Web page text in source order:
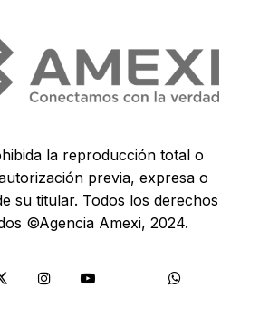
la reproducción total o
previa, expresa o
su titular. Todos los derechos
©Agencia Amexi, 2024.